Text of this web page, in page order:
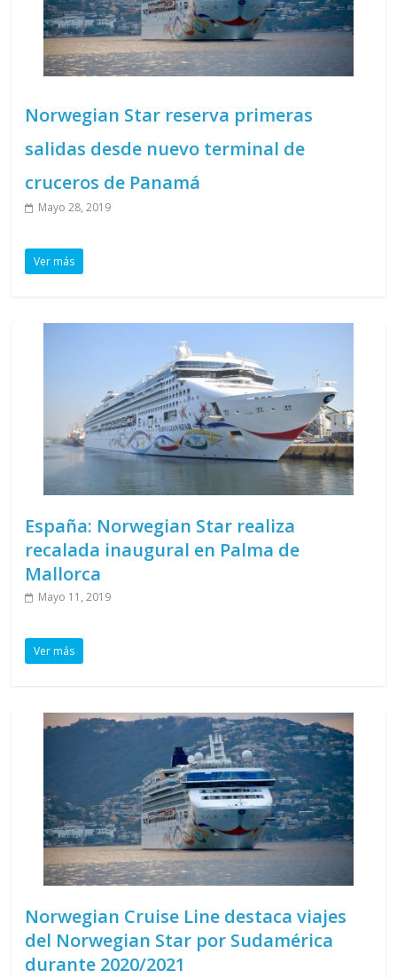
Norwegian Star reserva primeras
salidas desde nuevo terminal de
cruceros de Panamá
Mayo 28, 2019
Ver más
España: Norwegian Star realiza
recalada inaugural en Palma de
Mallorca
Mayo 11, 2019
Ver más
Norwegian Cruise Line destaca viajes
del Norwegian Star por Sudamérica
durante 2020/2021